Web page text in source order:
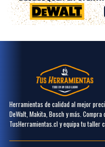
Herramientas de calidad al mejor
DeWalt, Makita, Bosch y más.
TusHerramientas.cl y equipa tu taller